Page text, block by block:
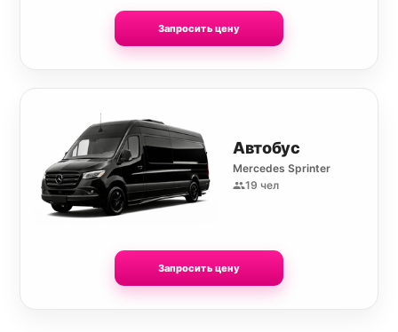
Запросить цену
Автобус
Mercedes Sprinter
19 чел
Запросить цену